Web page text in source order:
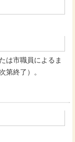
は市職員によるま
第終了）。